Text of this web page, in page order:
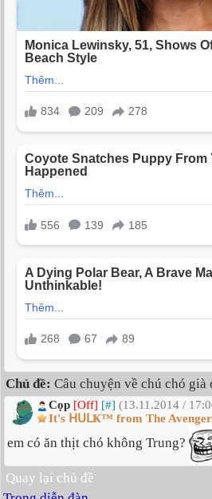
Chủ đề: Câu chuyện về chú chó già
Cọp [Off] [#] (13.11.2014 /
It's ᕼᑌᒪҜ™ from The
em có ăn thịt chó không Trung?
Quay lại chủ đề